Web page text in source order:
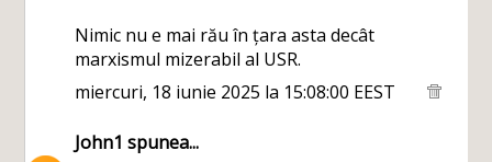
Nimic nu e mai rău în țara asta decât
marxismul mizerabil al USR.
miercuri, 18 iunie 2025 la 15:08:00 EEST
John1 spunea...